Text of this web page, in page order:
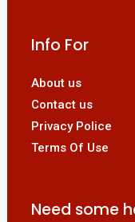
Info For
About us
Contact us
Privacy Police
Terms Of Use
Need some